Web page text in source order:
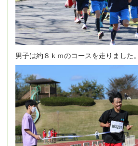
男子は約８ｋｍのコースを走りました。